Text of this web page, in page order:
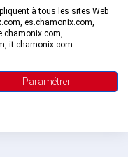
à tous les sites Web
es.chamonix.com,
it.chamonix.com.
Paramétrer